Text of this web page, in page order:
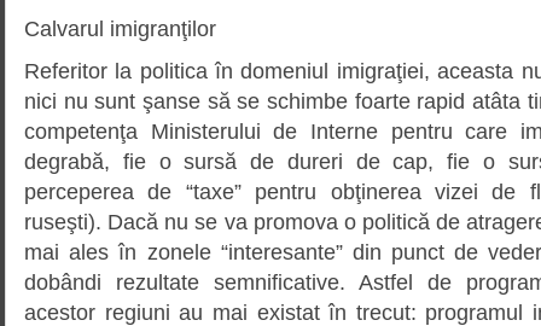
Calvarul imigranţilor
Referitor la politica în domeniul imigraţiei, aceasta
nici nu sunt şanse să se schimbe foarte rapid atâta
competenţa Ministerului de Interne pentru care
degrabă, fie o sursă de dureri de cap, fie o
perceperea de “taxe” pentru obţinerea vizei de
ruseşti). Dacă nu se va promova o politică de
mai ales în zonele “interesante” din punct de
dobândi rezultate semnificative. Astfel de
acestor regiuni au mai existat în trecut: programul